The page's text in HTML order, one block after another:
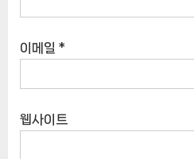
이메일 *
웹사이트